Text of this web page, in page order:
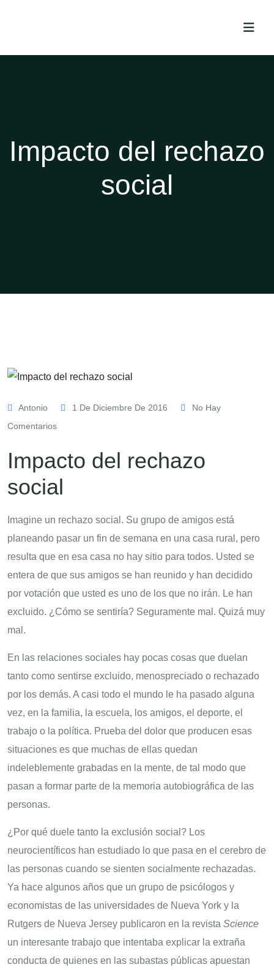
Impacto del rechazo
social
Antonio 1 De Diciembre De 2016
No Hay
Comentarios
Impacto del rechazo
social
Imagine un rechazo social. Su grupo de amigos está
planeando pasar un fin de semana en una casa rural, pero
resulta que en esa casa no hay sitio para todos. Usted se
entera de que sus amigos se han reunido y han decidido
por votación que usted es uno de los que no irán. Le han
excluido. ¿Cómo se sentiría? Seguramente mal. Quizá muy
mal.
En las relaciones sociales hay pocas cosas que duelan
tanto como sentirse excluido, menospreciado o rechazado
por los demás. A casi todo el mundo le ha pasado alguna
vez, en la familia, la escuela, los amigos, el deporte, el
trabajo o la política. Prueba del dolor que producen esas
situaciones es que muchas de ellas quedan
indeleblemente grabadas en la mente, de tal modo que
pasan a formar parte de la memoria autobiográfica de las
personas.
¿Por qué duele tanto la exclusión social? Los
neurocientíficos han estudiado lo que pasa en el cerebro de
las personas cuando se sienten socialmente rechazadas.
Ya hace algunos años que un grupo de psicólogos y
economistas de las universidades de Nueva York y la
Rutgers de Nueva Jersey publicaron en la revista Science
un interesante trabajo que intentaba explicar la extraña
conducta de quienes en las subastas públicas apuestan